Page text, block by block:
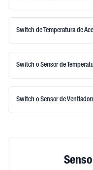
Switch de Temperatura de
Switch o Sensor de
Switch o Sensor de